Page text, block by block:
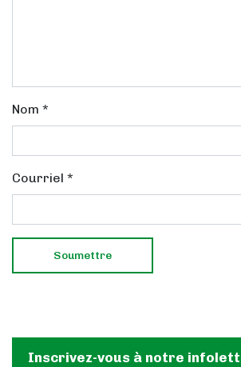
Nom *
Courriel *
Inscrivez-vous à notre